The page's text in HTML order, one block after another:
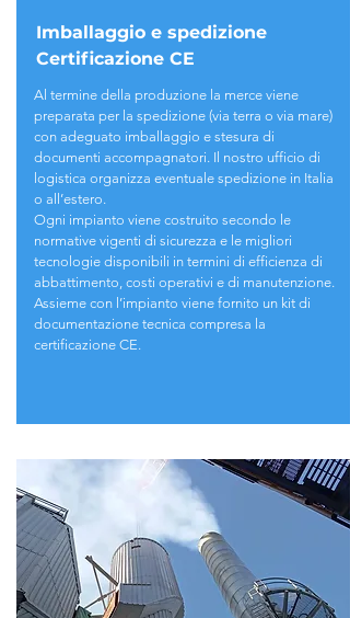
Imballaggio e spedizione
Certificazione CE
Al termine della produzione la merce viene
preparata per la spedizione (via terra o via mare)
con adeguato imballaggio e stesura di
documenti accompagnatori. Il nostro ufficio di
logistica organizza eventuale spedizione in Italia
o all’estero.
Ogni impianto viene costruito secondo le
normative vigenti di sicurezza e le migliori
tecnologie disponibili in termini di efficienza di
abbattimento, costi operativi e di manutenzione.
Assieme con l’impianto viene fornito un kit di
documentazione tecnica compresa la
certificazione CE.